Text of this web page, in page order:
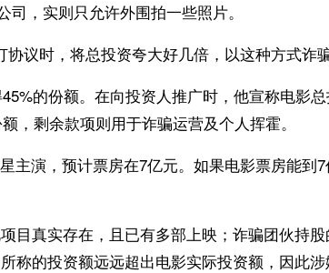
，实则只允许外围拍一些照片。
议时，将总投资夸大好几倍，以这种方式诈骗
的份额。在向投资人推广时，他宣称电影
，剩余款项则用于诈骗运营及个人挥霍。
主演，预计票房在7亿元。如果电影票房能到
真实存在，且已有多部上映；诈骗团伙持
的投资额远远超出电影实际投资额，因此涉